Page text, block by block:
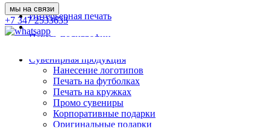
мы на связи
+7 347 2533633
Интерьерная печать
Печать полиграфии
Сувенирная продукция
Нанесение логотипов
Печать на футболках
Печать на кружках
Промо сувениры
Корпоративные подарки
Оригинальные подарки